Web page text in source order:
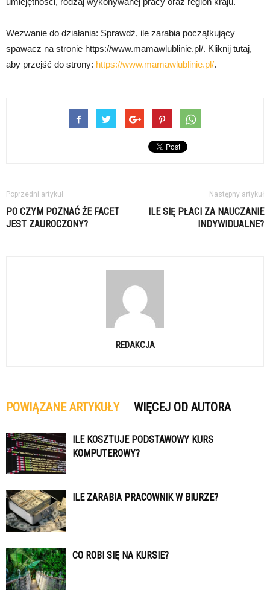
Wezwanie do działania: Sprawdź, ile zarabia początkujący
spawacz na stronie https://www.mamawlublinie.pl/. Kliknij tutaj,
aby przejść do strony: https://www.mamawlublinie.pl/.
Poprzedni artykuł
PO CZYM POZNAĆ ŻE FACET
JEST ZAUROCZONY?
Następny artykuł
ILE SIĘ PŁACI ZA NAUCZANIE
INDYWIDUALNE?
REDAKCJA
POWIĄZANE ARTYKUŁY WIĘCEJ OD AUTORA
ILE KOSZTUJE PODSTAWOWY KURS
KOMPUTEROWY?
ILE ZARABIA PRACOWNIK W BIURZE?
CO ROBI SIĘ NA KURSIE?